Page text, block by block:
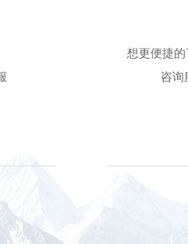
想更便捷
咨询